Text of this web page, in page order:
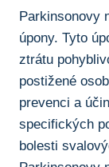
Parkinsonovy
‌úpony. Tyto
ztrátu⁤
postižené
prevenci a
specifických
bolesti